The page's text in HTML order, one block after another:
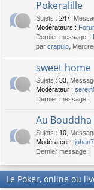
Pokeralille
Sujets : 247
Modérateurs :
Dernier message :
par crapulo ,
sweet home
Sujets : 33
Modérateur :
Dernier message :
Au Bouddha
Sujets : 10
Modérateur :
Dernier message :
Le Poker, online ou